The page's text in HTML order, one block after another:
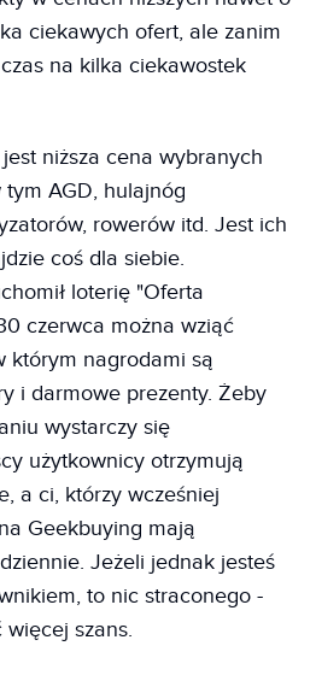
ciekawych ofert, ale zanim
na kilka ciekawostek
niższa cena wybranych
AGD, hulajnóg
rowerów itd. Jest ich
coś dla siebie.
loterię "Oferta
czerwca można wziąć
którym nagrodami są
i darmowe prezenty. Żeby
wystarczy się
użytkownicy otrzymują
a ci, którzy wcześniej
Geekbuying mają
Jeżeli jednak jesteś
to nic straconego -
szans.